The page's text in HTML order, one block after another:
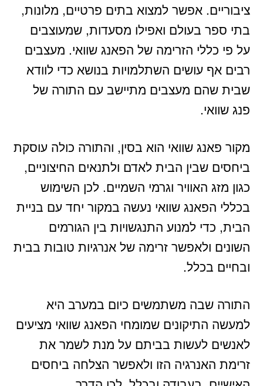
ציבוריים. אפשר למצוא בתים פרטיים, מלונות,
בתי ספר בעולם ואפילו מסעדות, שמעוצבים
על פי כללי הזרימה של הפאנג שוואי. מעצבים
רבים אף עושים השתלמויות בנושא כדי לוודא
שבית שהם מעצבים מתיישב עם התורה של
פנג שוואי.
מקור פאנג שוואי הוא בסין, והתורה כולה עוסקת
ביחסים שבין הבית לאדם ולתנאים החיצוניים,
כגון מזג האוויר וגרמי השמיים. לכן השימוש
בכללי הפאנג שוואי נעשה במקור יחד עם בניית
הבית, כדי למנוע התנגשויות בין הגורמים
השונים ולאפשר זרימה של אנרגיות טובות בבית
ובחיים בכלל.
התורה שבה משתמשים כיום במערב היא
למעשה התיקונים שמומחי הפאנג שוואי מציעים
לאנשים לעשות בביתם על מנת לשמר את
זרימת האנרגיה הזו ולאפשר הצלחה ביחסים